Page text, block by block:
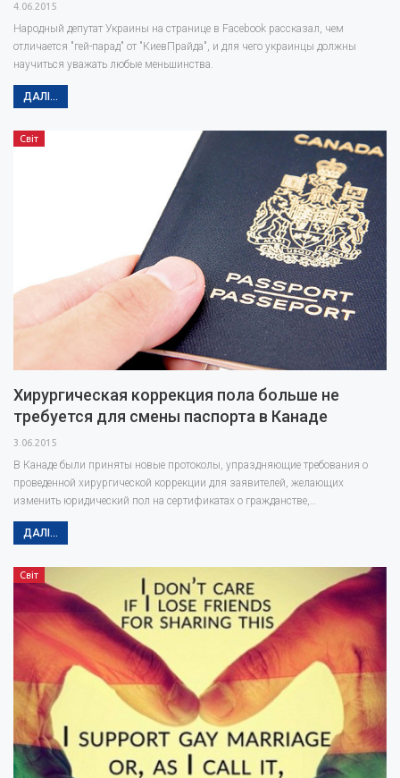
4.06.2015
Народный депутат Украины на странице в Facebook рассказал, чем
отличается "гей-парад" от "КиевПрайда", и для чего украинцы должны
научиться уважать любые меньшинства.
ДАЛІ...
Світ
Хирургическая коррекция пола больше не
требуется для смены паспорта в Канаде
3.06.2015
В Канаде были приняты новые протоколы, упраздняющие требования о
проведенной хирургической коррекции для заявителей, желающих
изменить юридический пол на сертификатах о гражданстве,…
ДАЛІ...
Світ